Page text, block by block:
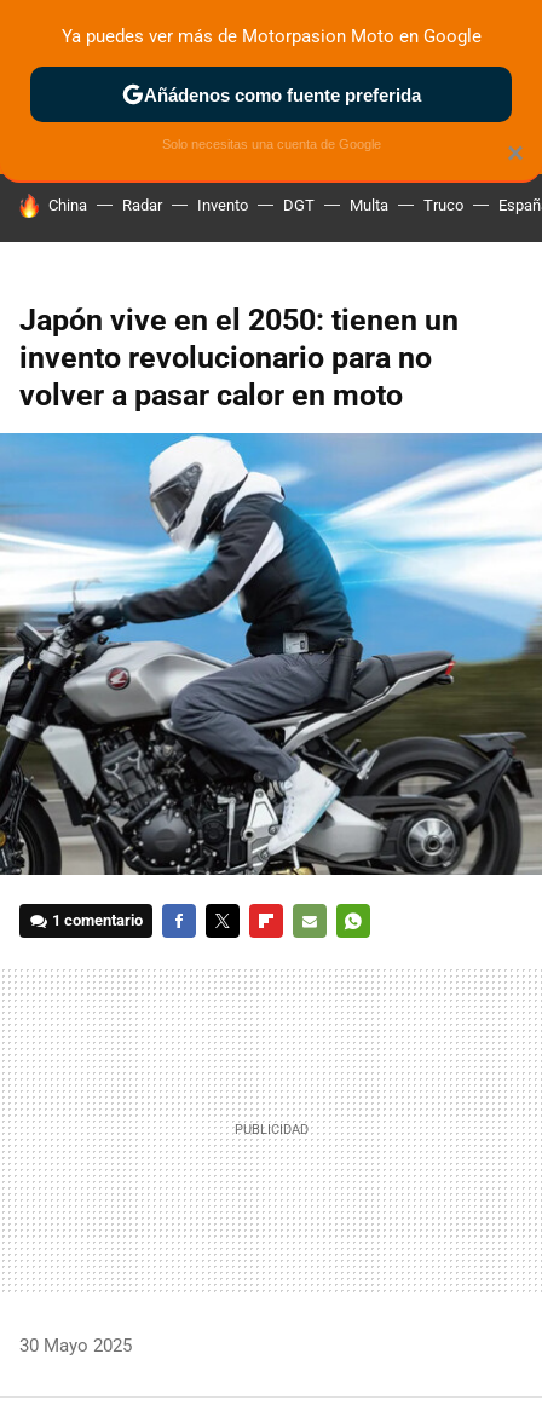
ZONA DE PRUEBAS DEPORTIVAS MOTOS ELÉCTRICAS
HOY SE HABLA DE
China Radar Invento DGT Multa Truco
Japón vive en el 2050: tienen un
invento revolucionario para no
volver a pasar calor en moto
1 comentario
MAIL
30 Mayo 2025
×
Ya puedes ver más de Motorpasion Moto en Google
Añádenos como fuente preferida
Solo necesitas una cuenta de Google